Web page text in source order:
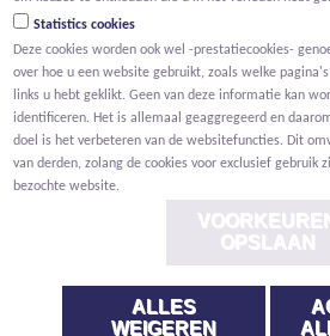
Privacy Cookies Melding
Statistics cookies
Deze cookies worden ook wel -prestatiecookies-
over hoe u een website gebruikt, zoals welke
links u hebt geklikt. Geen van deze informatie kan
identificeren. Het is allemaal geaggregeerd en
doel is het verbeteren van de websitefuncties. Dit
van derden, zolang de cookies voor exclusief gebruik
bezochte website.
OPSLAAN
ALLES
WEIGEREN